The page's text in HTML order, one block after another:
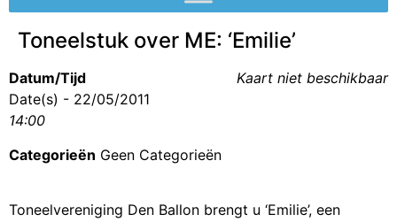
Toneelstuk over ME: ‘Emilie’
Kaart niet beschikbaar
Datum/Tijd
Date(s) - 22/05/2011
14:00
Categorieën Geen Categorieën
Toneelvereniging Den Ballon brengt u ‘Emilie’, een